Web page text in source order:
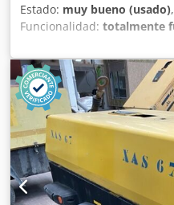
Estado: muy bueno (usado)
Funcionalidad: totalmente
ATLAS COPCO XAS46DD
Compresor matriculado en
capacidad: 2,60 m3/min;
DEUTZ F2M1011 horas de
compresor está
trabajar, con garantía.
Sefx Ai Isrf Precio bruto: